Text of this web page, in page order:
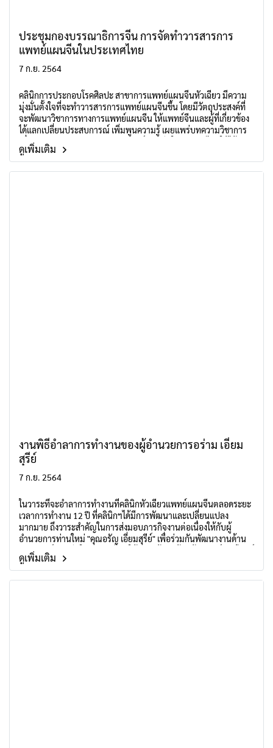
ประชุมกองบรรณาธิการจีน การจัดทำวารสารการ
แพทย์แผนจีนในประเทศไทย
7 ก.ย. 2564
คลินิกการประกอบโรคศิลปะ สาขาการแพทย์แผนจีนหัวเฉียว มีความ
มุ่งมั่นตั้งใจที่จะทำวารสารการแพทย์แผนจีนขึ้น โดยมีวัตถุประสงค์ที่
จะพัฒนาวิชาการทางการแพทย์แผนจีน ให้แพทย์จีนและผู้ที่เกี่ยวข้อง
ได้แลกเปลี่ยนประสบการณ์ เพิ่มพูนความรู้ เผยแพร่บทความวิชาการ
เพื่อพัฒนายกระดับวารสารการแพทย์แผนจีนในประเทศไทยให้ได้
มาตราฐานระดับสากล ได้รับความร่วมมือกับเครือข่ายทั้งหน่วยงานใน
ประเทศไทย และสาธารณรัฐประชาชนจีน เพื่อสนับสนุนให้เกิดการจัด
ดูเพิ่มเติม
งานพิธีอำลาการทำงานของผู้อำนวยการอร่าม เอี่ยม
สุรีย์
7 ก.ย. 2564
ในวาระที่จะอำลาการทำงานที่คลินิกหัวเฉียวแพทย์แผนจีนตลอดระยะ
เวลาการทำงาน 12 ปี ที่คลินิกฯได้มีการพัฒนาและเปลี่ยนแปลง
มากมาย ถึงวาระสำคัญในการส่งมอบภารกิจงานต่อเนื่องให้กับผู้
อำนวยการท่านใหม่ "คุณอรัญ เอี่ยมสุรีย์" เพื่อร่วมกันพัฒนางานด้าน
การแพทย์แผนจีนในประเทศไทยให้เจริญก้าวหน้า สร้างสรรค์ประโยชน์
แก่สาธารณชนด้านสาธารณสุขและการแพทย์ทางเลือกในประเทศไทย
ต่อไป
ดูเพิ่มเติม